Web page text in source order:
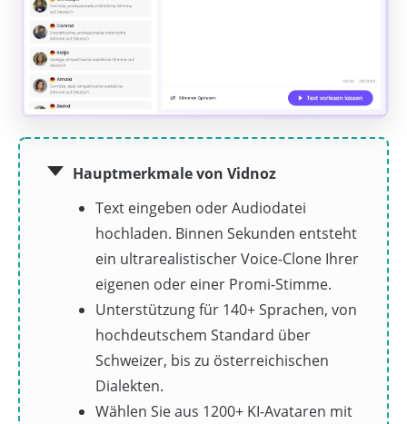
Hauptmerkmale von Vidnoz
Text eingeben oder Audiodatei
hochladen. Binnen Sekunden entsteht
ein ultrarealistischer Voice-Clone Ihrer
eigenen oder einer Promi-Stimme.
Unterstützung für 140+ Sprachen, von
hochdeutschem Standard über
Schweizer, bis zu österreichischen
Dialekten.
Wählen Sie aus 1200+ KI-Avataren mit